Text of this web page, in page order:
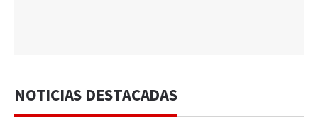
NOTICIAS DESTACADAS